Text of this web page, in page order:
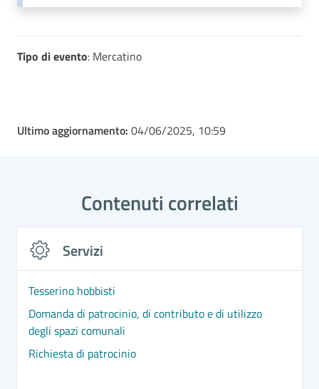
Tipo di evento: Mercatino
Ultimo aggiornamento: 04/06/2025, 10:59
Contenuti correlati
Servizi
Tesserino hobbisti
Domanda di patrocinio, di contributo e di utilizzo
degli spazi comunali
Richiesta di patrocinio